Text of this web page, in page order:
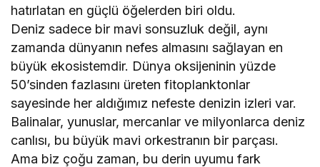
hatırlatan en güçlü öğelerden biri oldu.
Deniz sadece bir mavi sonsuzluk değil, aynı
zamanda dünyanın nefes almasını sağlayan en
büyük ekosistemdir. Dünya oksijeninin yüzde
50’sinden fazlasını üreten fitoplanktonlar
sayesinde her aldığımız nefeste denizin izleri var.
Balinalar, yunuslar, mercanlar ve milyonlarca deniz
canlısı, bu büyük mavi orkestranın bir parçası.
Ama biz çoğu zaman, bu derin uyumu fark